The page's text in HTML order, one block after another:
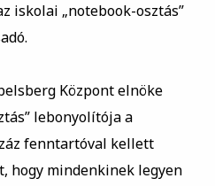
iskolai „notebook-osztás”
Központ elnöke
lebonyolítója a
fenntartóval kellett
hogy mindenkinek legyen